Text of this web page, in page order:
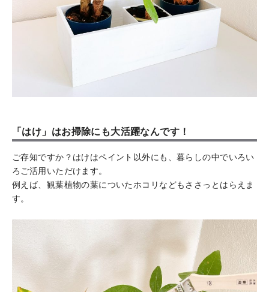
「はけ」はお掃除にも大活躍なんです！
ご存知ですか？はけはペイント以外にも、暮らしの中でいろい
ろご活用いただけます。
例えば、観葉植物の葉についたホコリなどもささっとはらえま
す。